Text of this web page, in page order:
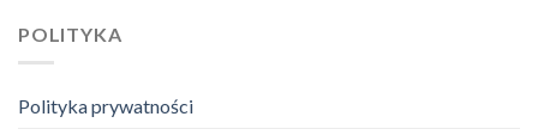
POLITYKA
Polityka prywatności